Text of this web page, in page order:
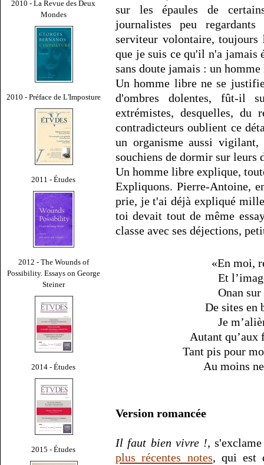
2010 - La Revue des Deux
Mondes
2010 - Préface de L'Imposture
2011 - Études
2012 - The Wounds of
Possibility. Essays on George
Steiner
2014 - Études
2015 - Études
sur les épaules de
journalistes peu
serviteur volontaire, toujours
que je suis ce qu'il n'a jamais
sans doute jamais : un
Un homme libre ne se
d'ombres dolentes, fût-il
extrémistes, desquelles, du
contradicteurs oublient ce
un organisme aussi vigilant,
souchiens de dormir sur leurs
Un homme libre explique,
Expliquons. Pierre-Antoine,
prie, je t'ai déjà expliqué
toi devait tout de même
classe avec ses déjections,
«En moi,
Et
Onan
De sites en
Je
Autant
Tant pis pour
Au moins
Version romancée
Il faut bien vivre !,
plus récentes notes, qui est